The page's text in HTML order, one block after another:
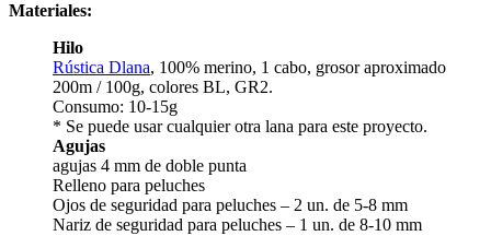
Materiales:
Hilo
Rústica Dlana, 100% merino, 1 cabo, grosor aproximado
200m / 100g, colores BL, GR2.
Consumo: 10-15g
* Se puede usar cualquier otra lana para este proyecto.
Agujas
agujas 4 mm de doble punta
Relleno para peluches
Ojos de seguridad para peluches – 2 un. de 5-8 mm
Nariz de seguridad para peluches – 1 un. de 8-10 mm